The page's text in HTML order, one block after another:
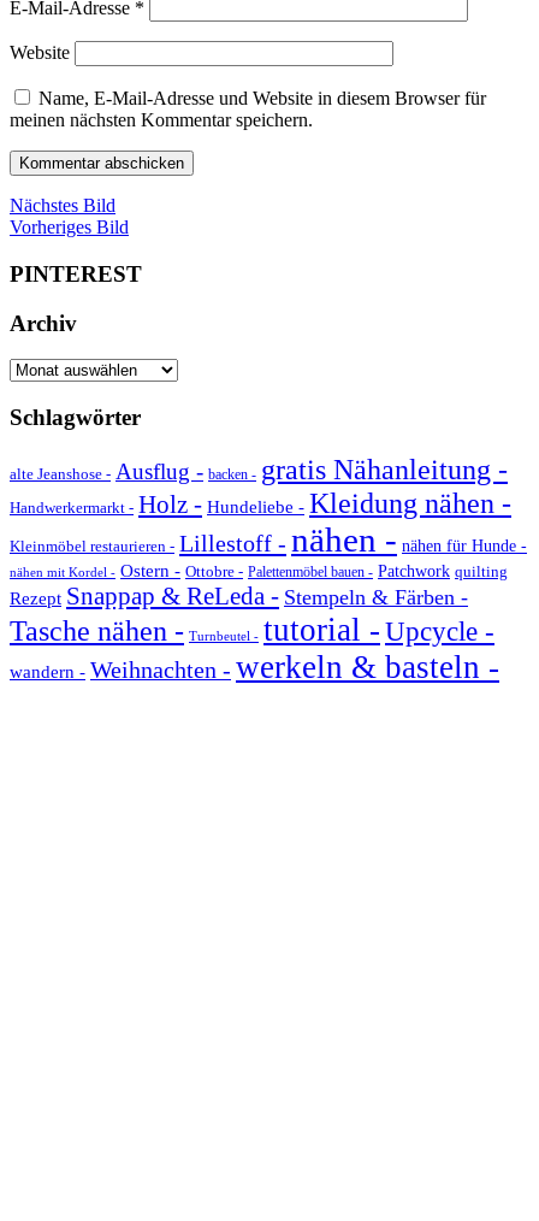
E-Mail-Adresse *
Website
Name, E-Mail-Adresse und Website in diesem Browser für
meinen nächsten Kommentar speichern.
Nächstes Bild
Vorheriges Bild
PINTEREST
Archiv
Archiv
Schlagwörter
alte Jeanshose - Ausflug - backen - gratis Nähanleitung -
Handwerkermarkt - Holz - Hundeliebe - Kleidung nähen -
Kleinmöbel restaurieren - Lillestoff - nähen - nähen für Hunde -
nähen mit Kordel - Ostern - Ottobre - Palettenmöbel bauen - Patchwork quilting
Rezept Snappap & ReLeda - Stempeln & Färben -
Tasche nähen - Turnbeutel - tutorial -Upcycle -
wandern - Weihnachten - werkeln & basteln -